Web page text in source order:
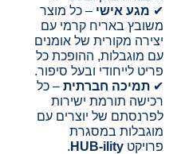
✔ מגע אישי – כל מוצר
משובץ באריח קרמי עם
יצירה מקורית של אומנים
עם מוגבלות, ההופכת כל
פריט לייחודי ובעל סיפור.
✔תמיכה חברתית – כל
רכישה תורמת ישירות
לפרנסתם של יוצרים עם
מוגבלות במסגרת
פרויקטHUB-ility
.